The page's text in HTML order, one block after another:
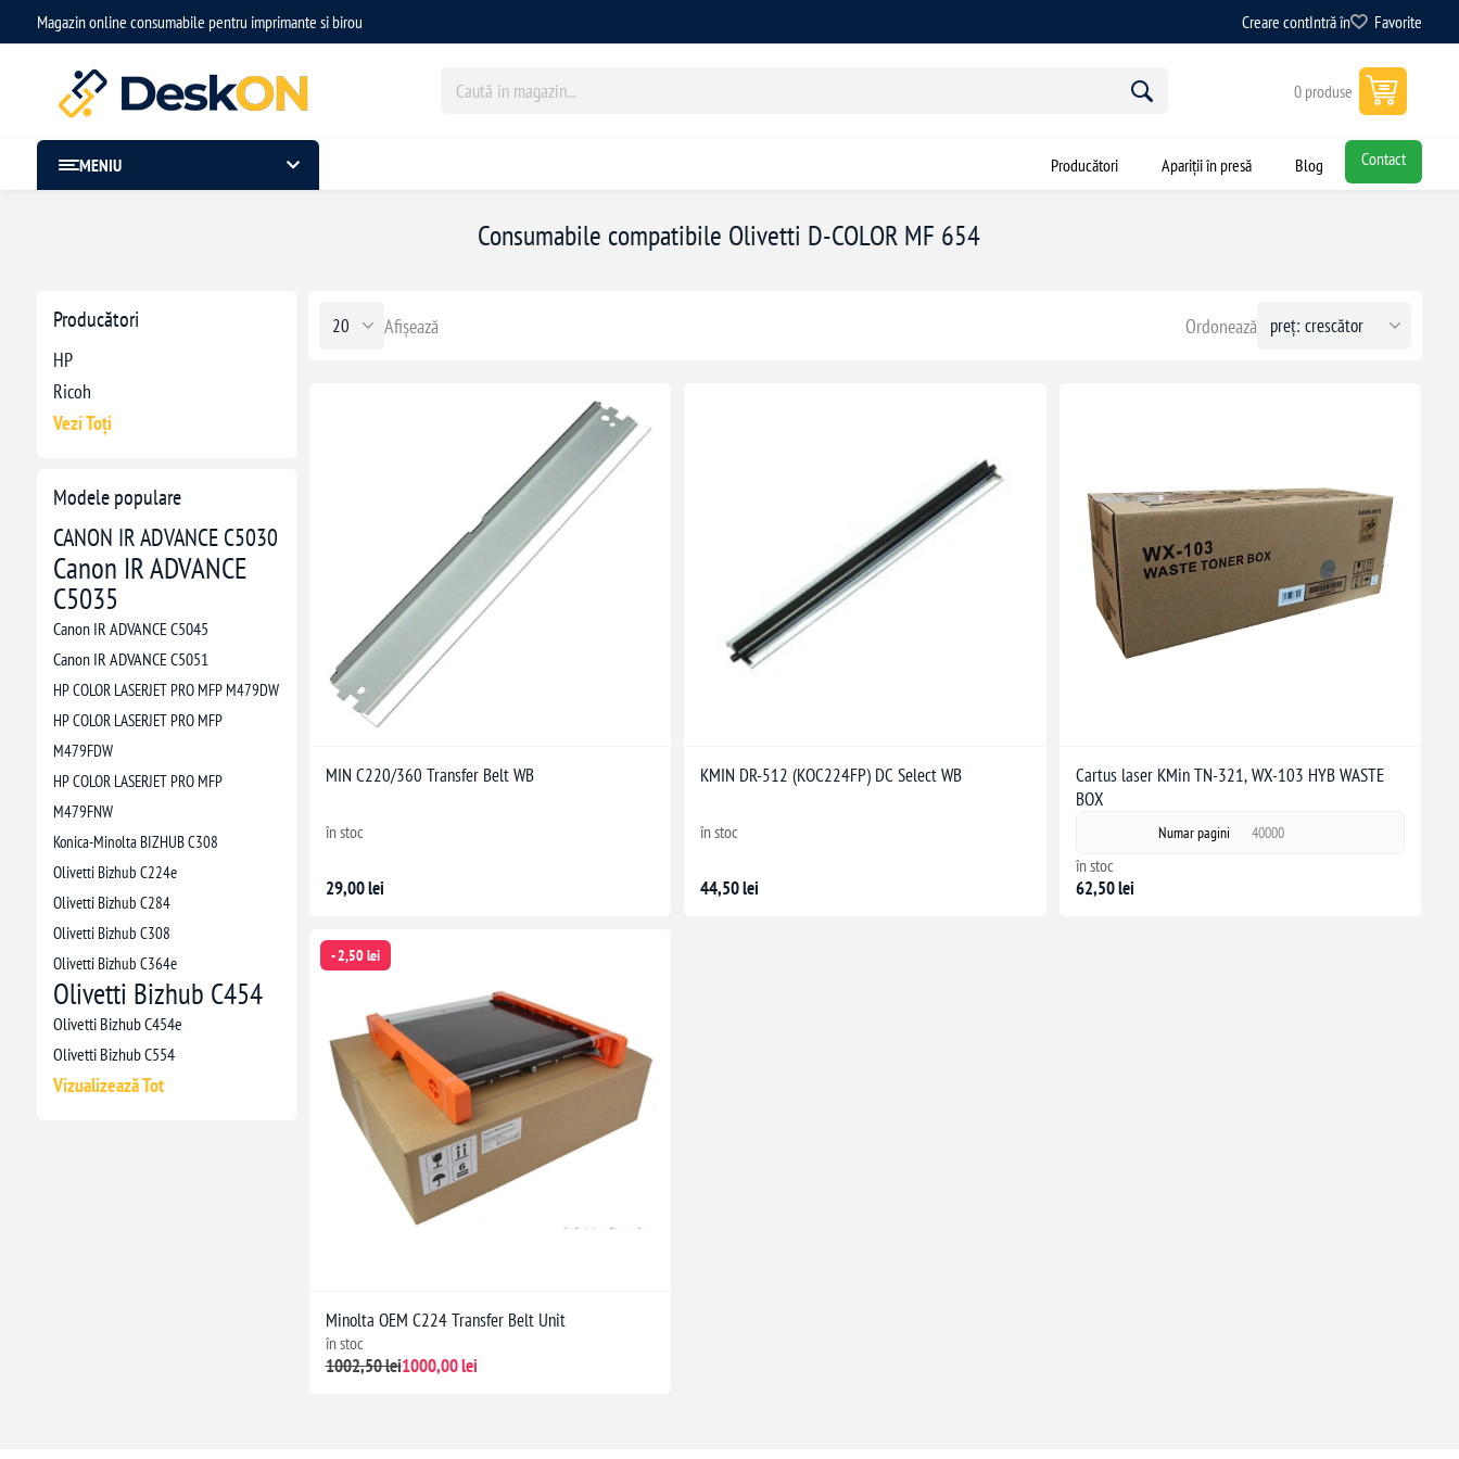
Magazin online consumabile pentru imprimante si birou Creare contIntră în Favorite
0 produse
MENIU Producători Apariții în presă Blog Contact
Producători
HP
Ricoh
Vezi Toți
Modele populare
CANON IR ADVANCE C5030
Canon IR ADVANCE
C5035
Canon IR ADVANCE C5045
Canon IR ADVANCE C5051
HP COLOR LASERJET PRO MFP M479DW
HP COLOR LASERJET PRO MFP
M479FDW
HP COLOR LASERJET PRO MFP
M479FNW
Konica-Minolta BIZHUB C308
Olivetti Bizhub C224e
Olivetti Bizhub C284
Olivetti Bizhub C308
Olivetti Bizhub C364e
Olivetti Bizhub C454
Olivetti Bizhub C454e
Olivetti Bizhub C554
Vizualizează Tot
Consumabile compatibile Olivetti D-COLOR MF 654
Ordonează
Afișează
MIN C220/360 Transfer Belt WB
în stoc
29,00 lei
KMIN DR-512 (KOC224FP) DC Select WB
în stoc
44,50 lei
Cartus laser KMin TN-321, WX-103 HYB WASTE
BOX
Numar pagini 40000
în stoc
62,50 lei
- 2,50 lei
Minolta OEM C224 Transfer Belt Unit
în stoc
1002,50 lei1000,00 lei